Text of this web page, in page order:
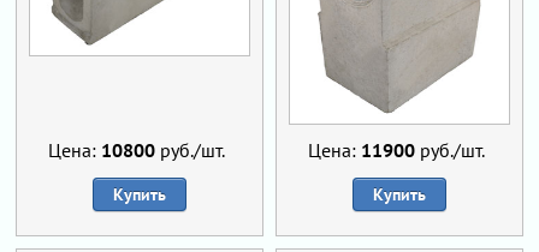
Цена: 10800 руб./шт.
Купить
Цена: 11900 руб./шт.
Купить